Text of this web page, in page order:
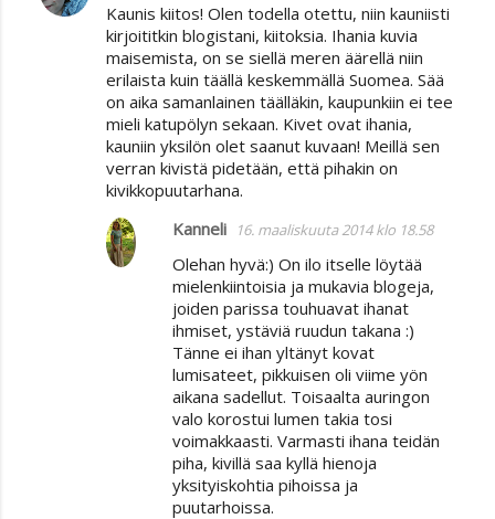
Kaunis kiitos! Olen todella otettu, niin kauniisti
kirjoititkin blogistani, kiitoksia. Ihania kuvia
maisemista, on se siellä meren äärellä niin
erilaista kuin täällä keskemmällä Suomea. Sää
on aika samanlainen täälläkin, kaupunkiin ei tee
mieli katupölyn sekaan. Kivet ovat ihania,
kauniin yksilön olet saanut kuvaan! Meillä sen
verran kivistä pidetään, että pihakin on
kivikkopuutarhana.
Kanneli 16. maaliskuuta 2014 klo 18.58
Olehan hyvä:) On ilo itselle löytää
mielenkiintoisia ja mukavia blogeja,
joiden parissa touhuavat ihanat
ihmiset, ystäviä ruudun takana :)
Tänne ei ihan yltänyt kovat
lumisateet, pikkuisen oli viime yön
aikana sadellut. Toisaalta auringon
valo korostui lumen takia tosi
voimakkaasti. Varmasti ihana teidän
piha, kivillä saa kyllä hienoja
yksityiskohtia pihoissa ja
puutarhoissa.